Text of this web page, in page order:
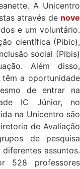
A Unicentro
através de nove
e um voluntário.
científica (Pibic),
social (Pibis)
Além disso,
a oportunidade
de entrar na
IC Júnior, no
na Unicentro são
de Avaliação
de pesquisa
assuntos.
528 professores